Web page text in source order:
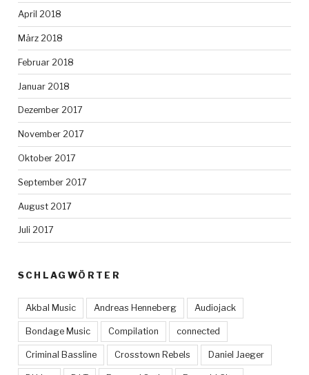
April 2018
März 2018
Februar 2018
Januar 2018
Dezember 2017
November 2017
Oktober 2017
September 2017
August 2017
Juli 2017
SCHLAGWÖRTER
Akbal Music Andreas Henneberg Audiojack
Bondage Music Compilation connected
Criminal Bassline Crosstown Rebels Daniel Jaeger